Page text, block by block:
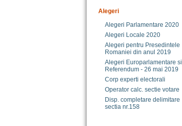
Alegeri
Alegeri Parlamentare 2020
Alegeri Locale 2020
Alegeri pentru Presedintele
Romaniei din anul 2019
Alegeri Europarlamentare si
Referendum - 26 mai 2019
Corp experti electorali
Operator calc. sectie votare
Disp. completare delimitare
sectia nr.158